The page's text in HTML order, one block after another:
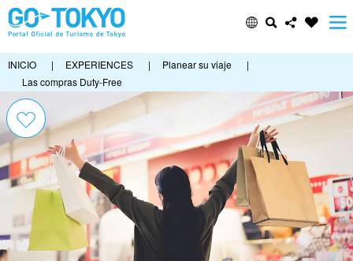
INICIO | EXPERIENCES | Planear su viaje
|
Las compras Duty-Free